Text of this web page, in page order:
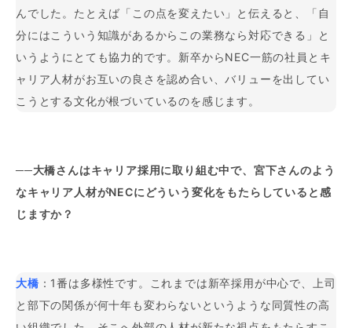
んでした。たとえば「この点を変えたい」と伝えると、「自
分にはこういう知識があるからこの業務なら対応できる」と
いうようにとても協力的です。新卒からNEC一筋の社員とキ
ャリア人材がお互いの良さを認め合い、バリューを出してい
こうとする文化が根づいているのを感じます。
──大橋さんはキャリア採用に取り組む中で、宮下さんのよう
なキャリア人材がNECにどういう変化をもたらしていると感
じますか？
大橋 ：1番は多様性です。これまでは新卒採用が中心で、上司
と部下の関係が何十年も変わらないというような同質性の高